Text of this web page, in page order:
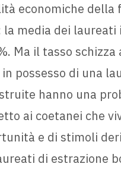
economiche della
media dei
Ma il tasso schizza
possesso di una
hanno una
ai coetanei che
e di stimoli
di estrazione